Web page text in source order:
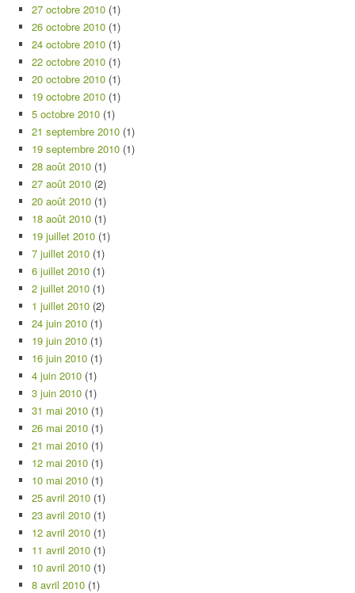
27 octobre 2010 (1)
26 octobre 2010 (1)
24 octobre 2010 (1)
22 octobre 2010 (1)
20 octobre 2010 (1)
19 octobre 2010 (1)
5 octobre 2010 (1)
21 septembre 2010 (1)
19 septembre 2010 (1)
28 août 2010 (1)
27 août 2010 (2)
20 août 2010 (1)
18 août 2010 (1)
19 juillet 2010 (1)
7 juillet 2010 (1)
6 juillet 2010 (1)
2 juillet 2010 (1)
1 juillet 2010 (2)
24 juin 2010 (1)
19 juin 2010 (1)
16 juin 2010 (1)
4 juin 2010 (1)
3 juin 2010 (1)
31 mai 2010 (1)
26 mai 2010 (1)
21 mai 2010 (1)
12 mai 2010 (1)
10 mai 2010 (1)
25 avril 2010 (1)
23 avril 2010 (1)
12 avril 2010 (1)
11 avril 2010 (1)
10 avril 2010 (1)
8 avril 2010 (1)